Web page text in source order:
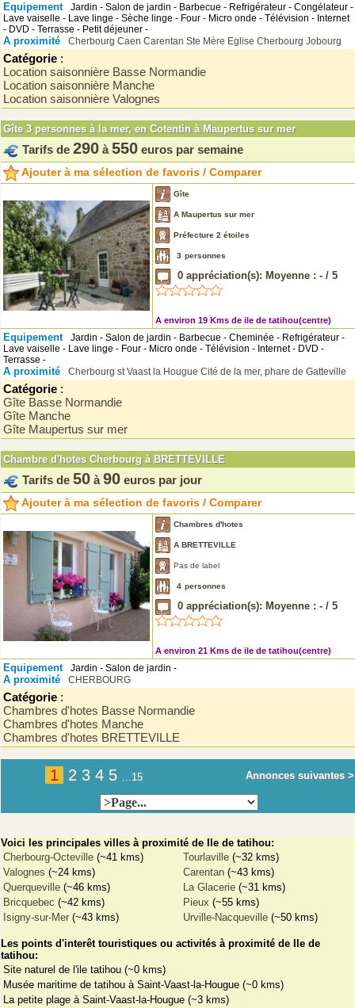
Equipement
Jardin - Salon de jardin - Barbecue - Refrigérateur - Congélateur -
Lave vaiselle - Lave linge - Sèche linge - Four - Micro onde - Télévision - Internet
- DVD - Terrasse - Petit déjeuner -
A proximité Cherbourg Caen Carentan Ste Mère Eglise Cherbourg Jobourg
Catégorie :
Location saisonnière Basse Normandie
Location saisonnière Manche
Location saisonnière Valognes
Gîte 3 personnes à la mer, en Cotentin à Maupertus sur mer
Tarifs de 290 à 550 euros par semaine
Ajouter à ma sélection de favoris / Comparer
Gîte
A Maupertus sur mer
Préfecture 2 étoiles
3 personnes
0 appréciation(s): Moyenne : - / 5
A environ 19 Kms de ile de tatihou(centre)
Equipement
Jardin - Salon de jardin - Barbecue - Cheminée - Refrigérateur -
Lave vaiselle - Lave linge - Four - Micro onde - Télévision - Internet - DVD -
Terrasse -
A proximité Cherbourg st Vaast la Hougue Cité de la mer, phare de Gatteville
Catégorie :
Gîte Basse Normandie
Gîte Manche
Gîte Maupertus sur mer
Chambre d'hotes Cherbourg à BRETTEVILLE
Tarifs de 50 à 90 euros par jour
Ajouter à ma sélection de favoris / Comparer
Chambres d'hotes
A BRETTEVILLE
Pas de label
4 personnes
0 appréciation(s): Moyenne : - / 5
A environ 21 Kms de ile de tatihou(centre)
Equipement Jardin - Salon de jardin -
A proximité CHERBOURG
Catégorie :
Chambres d'hotes Basse Normandie
Chambres d'hotes Manche
Chambres d'hotes BRETTEVILLE
1 2 3 4 5 ...15 Annonces suivantes >
Voici les principales villes à proximité de Ile de tatihou:
Cherbourg-Octeville (~41 kms) Tourlaville (~32 kms)
Valognes (~24 kms) Carentan (~43 kms)
Querqueville (~46 kms) La Glacerie (~31 kms)
Bricquebec (~42 kms) Pieux (~55 kms)
Isigny-sur-Mer (~43 kms) Urville-Nacqueville (~50 kms)
Les points d'interêt touristiques ou activités à proximité de Ile de
tatihou:
Site naturel de l'ile tatihou (~0 kms)
Musée maritime de tatihou à Saint-Vaast-la-Hougue (~0 kms)
La petite plage à Saint-Vaast-la-Hougue (~3 kms)